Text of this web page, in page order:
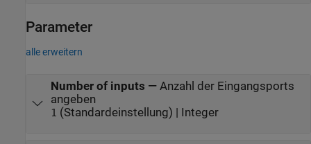
Parameter
alle erweitern
Number of inputs — Anzahl der Eingangsports
angeben
1 (Standardeinstellung) | Integer